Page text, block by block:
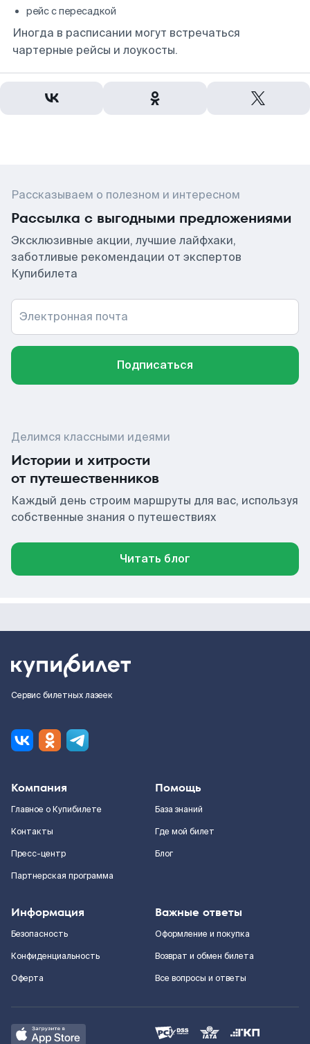
рейс с пересадкой
Иногда в расписании могут встречаться
чартерные рейсы и лоукосты.
Рассказываем о полезном и интересном
Рассылка с выгодными предложениями
Эксклюзивные акции, лучшие лайфхаки,
заботливые рекомендации от экспертов
Купибилета
Электронная почта
Подписаться
Делимся классными идеями
Истории и хитрости
от путешественников
Каждый день строим маршруты для вас, используя
собственные знания о путешествиях
Читать блог
Сервис билетных лазеек
Компания
Главное о Купибилете
Контакты
Пресс-центр
Партнерская программа
Помощь
База знаний
Где мой билет
Блог
Информация
Безопасность
Конфиденциальность
Оферта
Важные ответы
Оформление и покупка
Возврат и обмен билета
Все вопросы и ответы